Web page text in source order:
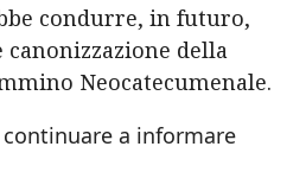
condurre, in futuro,
della
Neocatecumenale.
a informare